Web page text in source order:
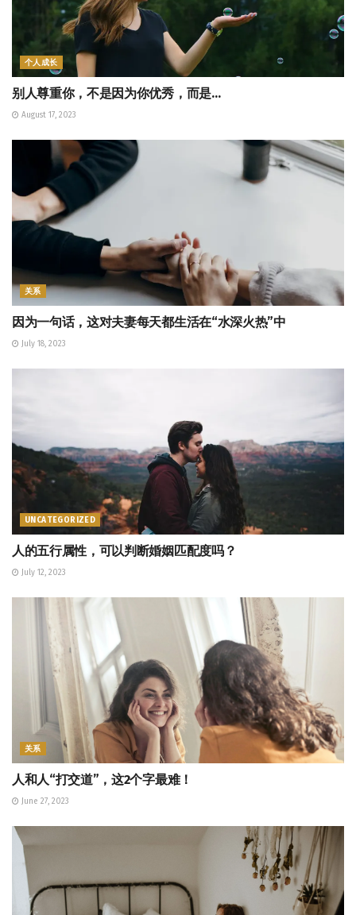
个人成长
别人尊重你，不是因为你优秀，而是…
August 17, 2023
关系
因为一句话，这对夫妻每天都生活在“水深火热”中
July 18, 2023
UNCATEGORIZED
人的五行属性，可以判断婚姻匹配度吗？
July 12, 2023
关系
人和人“打交道”，这2个字最难！
June 27, 2023